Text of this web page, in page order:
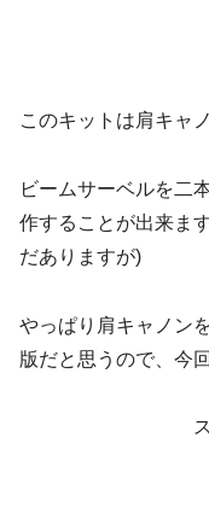
このキットは肩キャ
ビームサーベルを二
作することが出来ま
だありますが)
やっぱり肩キャノン
版だと思うので、今